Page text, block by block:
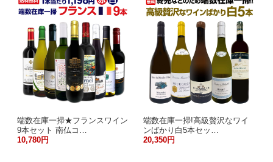
端数在庫一掃★フランスワイン
9本セット 南仏コ…
10,780円
端数在庫一掃!高級贅沢なワイ
ンばかり白5本セッ…
20,350円